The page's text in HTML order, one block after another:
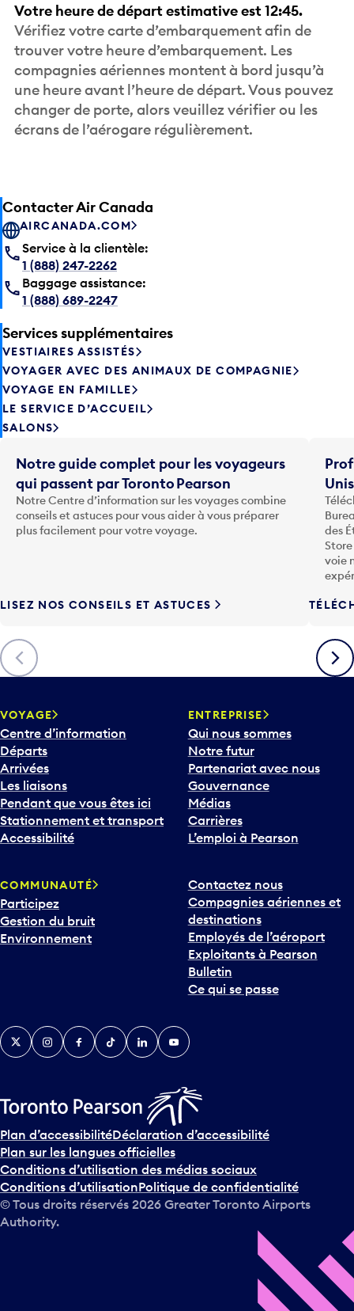
Votre heure de départ estimative est 12:45.
Vérifiez votre carte d’embarquement afin de
trouver votre heure d’embarquement. Les
compagnies aériennes montent à bord jusqu’à
une heure avant l’heure de départ. Vous pouvez
changer de porte, alors veuillez vérifier ou les
écrans de l’aérogare régulièrement.
Contacter Air Canada
AIRCANADA.COM
Service à la clientèle:
1 (888) 247-2262
Baggage assistance:
1 (888) 689-2247
Services supplémentaires
VESTIAIRES ASSISTÉS
VOYAGER AVEC DES ANIMAUX DE COMPAGNIE
VOYAGE EN FAMILLE
LE SERVICE D’ACCUEIL
SALONS
Précédent
Notre guide complet pour les voyageurs
qui passent par Toronto Pearson
Notre Centre d’information sur les voyages combine
conseils et astuces pour vous aider à vous préparer
plus facilement pour votre voyage.
LISEZ NOS CONSEILS ET ASTUCES
des
voie
VOYAGE
Centre d’information
Départs
Arrivées
Les liaisons
Pendant que vous êtes ici
Stationnement et transport
Accessibilité
ENTREPRISE
Qui nous sommes
Notre futur
Partenariat avec nous
Gouvernance
Médias
Carrières
L’emploi à Pearson
COMMUNAUTÉ
Participez
Gestion du bruit
Environnement
Contactez nous
Compagnies aériennes et
destinations
Employés de l’aéroport
Exploitants à Pearson
Bulletin
Ce qui se passe
TwitterInstagramFacebook
TikTokLinkedInYouTube
Plan d’accessibilitéDéclaration d’accessibilité
Plan sur les langues officielles
Conditions d’utilisation des médias sociaux
Conditions d’utilisationPolitique de confidentialité
© Tous droits réservés 2026 Greater Toronto Airports
Authority.